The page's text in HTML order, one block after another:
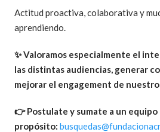
Actitud proactiva, colaborativa y
aprendiendo.
✨ Valoramos especialmente el
las distintas audiencias, generar
mejorar el engagement de
👉 Postulate y sumate a un
propósito: